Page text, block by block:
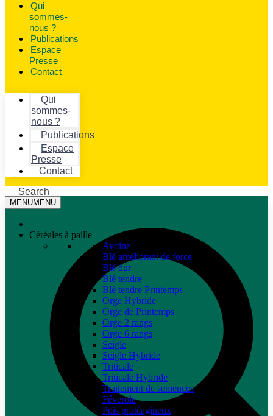
Qui
sommes-
nous ?
Publications
Espace
Presse
Contact
Qui
sommes-
nous ?
Publications
Espace
Presse
Contact
Search
MENUMENU
Céréales à paille
Avoine
Blé améliorant de force
Blé dur
Blé tendre
Blé tendre Printemps
Orge Hybride
Orge de Printemps
Orge 2 rangs
Orge 6 rangs
Seigle
Seigle Hybride
Triticale
Triticale Hybride
Traitement de semences
Féverole
Pois protéagineux